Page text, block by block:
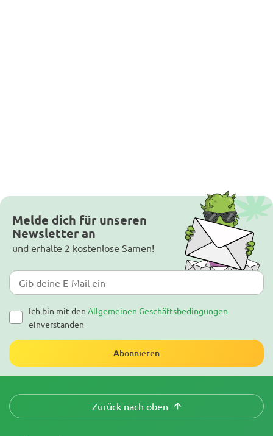
Melde dich für unseren
Newsletter an
und erhalte 2 kostenlose Samen!
Ich bin mit den Allgemeinen Geschäftsbedingungen
einverstanden
Abonnieren
Zurück nach oben